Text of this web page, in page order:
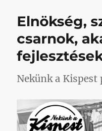
című
Elnökség,
csarnok,
Nekünk a Kispest